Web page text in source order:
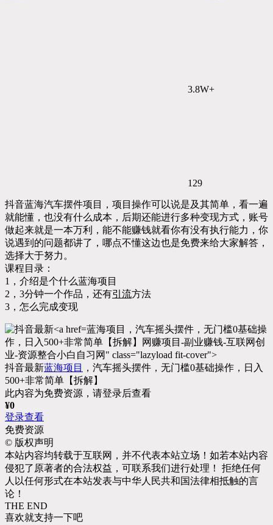
3.8W+
129
抖音蓝海汽车摆件项目，项目操作可以说是及其简单，看一遍
就能懂，也没有什么成本，后期还能进行多种变现方式，账号
做起来就是一本万利，能不能赚钱就看你有没有执行能力，你
说遇到的问题都讲了，哪点不懂这边也是免费来给大家解答，
选择大于努力。
课程目录：
1，介绍是个什么蓝海项目
2，3分钟一个作品，还有引流方法
3，怎么完成变现
蓝海项目，汽车摇头摆件，无门槛0基础操
作，日入500+非常简单【拆解】网赚项目-副业赚钱-互联网创
业-资源整合小白自习网" class="lazyload fit-cover">
抖音最新蓝海项目
，汽车摇头摆件，无门槛0基础操作，日入
500+非常简单【拆解】
此内容为免费资源，请登录后查看
¥0
登录查看
免费资源
© 版权声明
本站内容均转载于互联网，并不代表本站立场！如若本站内容
侵犯了原著者的合法权益，可联系我们进行处理！ 拒绝任何
人以任何形式在本站发表与中华人民共和国法律相抵触的言
论！
THE END
喜欢就支持一下吧